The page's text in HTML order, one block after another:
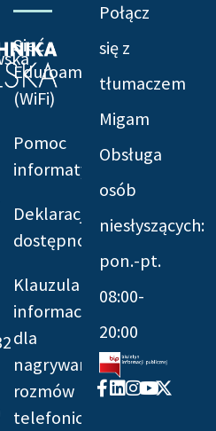
Sieć
Eduroam
(WiFi)
Pomoc
informatyczna
Deklaracja
dostępności
Klauzula
informacyjna
dla
nagrywania
rozmów
telefonicznych
Połącz
się z
tłumaczem
Migam
Obsługa
osób
niesłyszących:
pon.-pt.
08:00-
20:00
Facebook-
f
Linkedin
Instagram
Youtube
X-
twitter